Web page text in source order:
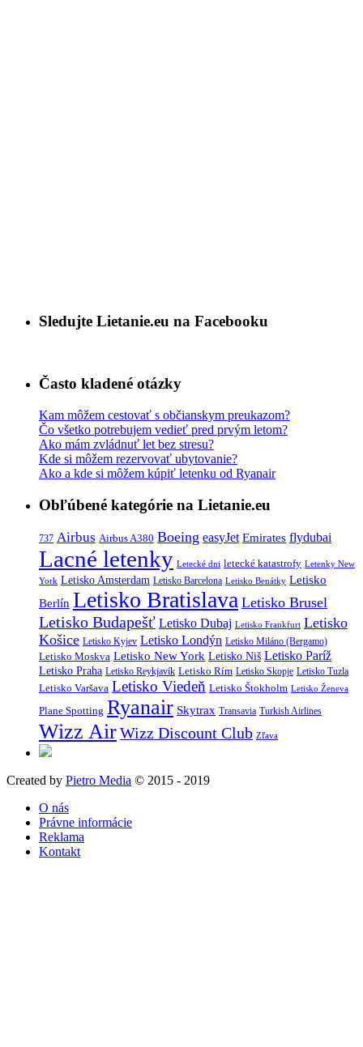
Sledujte Lietanie.eu na Facebooku
Často kladené otázky
Kam môžem cestovať s občianskym preukazom?
Čo všetko potrebujem vedieť pred prvým letom?
Ako mám zvládnuť let bez stresu?
Kde si môžem rezervovať ubytovanie?
Ako a kde si môžem kúpiť letenku od Ryanair
Obľúbené kategórie na Lietanie.eu
737 Airbus Airbus A380 Boeing easyJet Emirates flydubai
Lacné letenky Letecké dni letecké katastrofy Letenky New
York Letisko Amsterdam Letisko Barcelona Letisko Benátky Letisko
Berlín Letisko Bratislava Letisko Brusel
Letisko Budapešť Letisko Dubaj Letisko Frankfurt Letisko
Košice Letisko Kyjev Letisko Londýn Letisko Miláno (Bergamo)
Letisko Moskva Letisko New York Letisko Niš Letisko Paríž
Letisko Praha Letisko Reykjavík Letisko Rím Letisko Skopje Letisko Tuzla
Letisko Varšava Letisko Viedeň Letisko Štokholm Letisko Ženeva
Plane Spotting Ryanair Skytrax Transavia Turkish Airlines
Wizz AirWizz Discount Club Zľava
Created by Pietro Media © 2015 - 2019
O nás
Právne informácie
Reklama
Kontakt